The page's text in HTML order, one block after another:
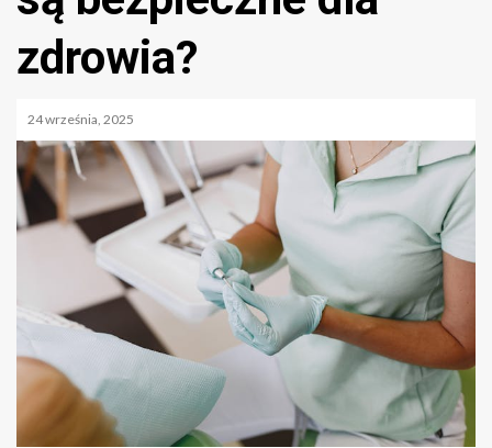
zdrowia?
24 września, 2025